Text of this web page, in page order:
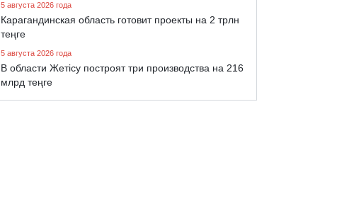
5 августа 2026 года
Карагандинская область готовит проекты на 2 трлн
теңге
5 августа 2026 года
В области Жетісу построят три производства на 216
млрд теңге